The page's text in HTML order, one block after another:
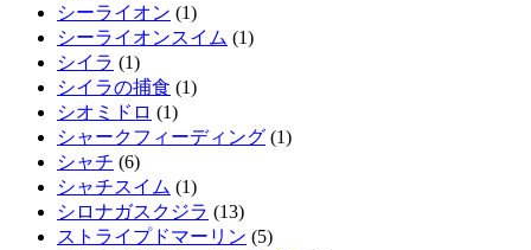
シーライオン (1)
シーライオンスイム (1)
シイラ (1)
シイラの捕食 (1)
シオミドロ (1)
シャークフィーディング (1)
シャチ (6)
シャチスイム (1)
シロナガスクジラ (13)
ストライプドマーリン (5)